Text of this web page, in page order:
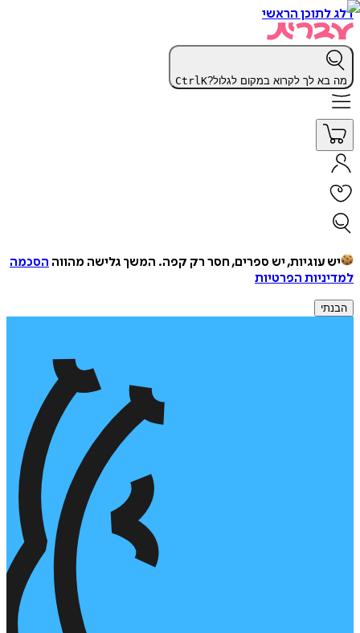
דלג לתוכן הראשי
מה בא לך לקרוא במקום לגלול? CtrlK
יש עוגיות, יש ספרים, חסר רק קפה. המשך גלישה מהווה הסכמה
למדיניות הפרטיות
הבנתי